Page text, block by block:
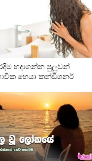
හදාගන්න පුලුවන්
හෙයා කන්ඩිශනර්